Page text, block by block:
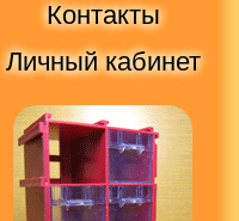
Контакты
Личный кабинет